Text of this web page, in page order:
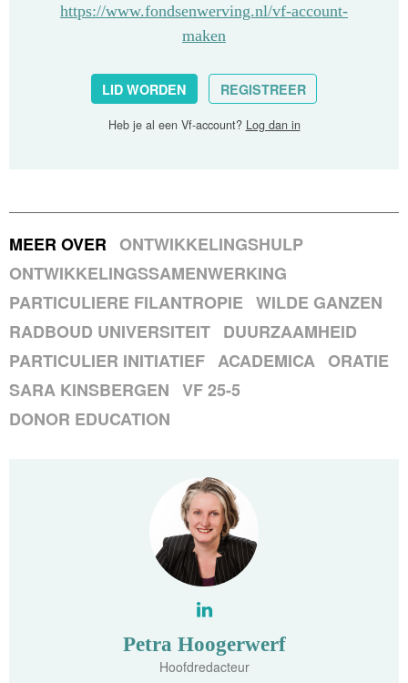
https://www.fondsenwerving.nl/vf-account-
maken
LID WORDEN REGISTREER
Heb je al een Vf-account? Log dan in
MEER OVER ONTWIKKELINGSHULP
ONTWIKKELINGSSAMENWERKING
PARTICULIERE FILANTROPIE WILDE GANZEN
RADBOUD UNIVERSITEIT DUURZAAMHEID
PARTICULIER INITIATIEF ACADEMICA ORATIE
SARA KINSBERGEN VF 25-5
DONOR EDUCATION
Petra Hoogerwerf
Hoofdredacteur